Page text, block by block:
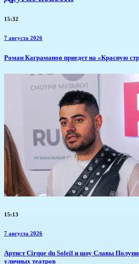
15:32
7 августа 2026
​Роман Каграманов приедет на «Красную
15:13
7 августа 2026
Артист Cirque du Soleil и шоу Славы
уличных театров